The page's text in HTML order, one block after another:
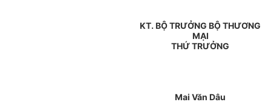
KT. BỘ TRƯỞNG BỘ THƯƠNG
MẠI
THỨ TRƯỞNG
Mai Văn Dâu